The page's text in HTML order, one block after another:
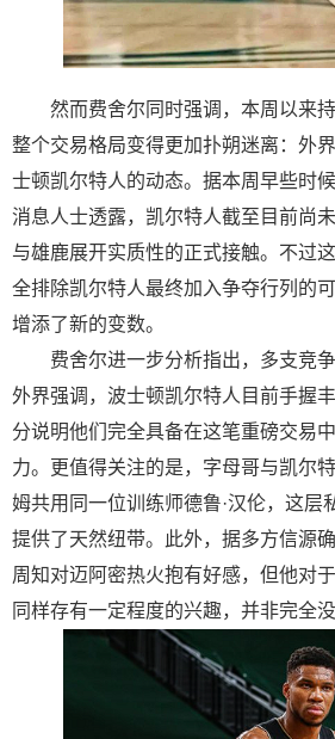
然而费舍尔同时强调，本周以来
整个交易格局变得更加扑朔迷离：外
士顿凯尔特人的动态。据本周早些时
消息人士透露，凯尔特人截至目前尚
与雄鹿展开实质性的正式接触。不过
全排除凯尔特人最终加入争夺行列的
增添了新的变数。
费舍尔进一步分析指出，多支竞
外界强调，波士顿凯尔特人目前手握
分说明他们完全具备在这笔重磅交易
力。更值得关注的是，字母哥与凯尔
姆共用同一位训练师德鲁·汉伦，这层
提供了天然纽带。此外，据多方信源
周知对迈阿密热火抱有好感，但他对
同样存有一定程度的兴趣，并非完全没